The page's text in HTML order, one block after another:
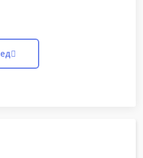
образование
Поездка в Аткарск